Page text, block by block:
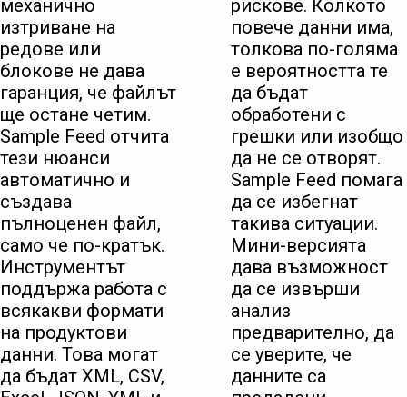
механично
изтриване на
редове или
блокове не дава
гаранция, че файлът
ще остане четим.
Sample Feed отчита
тези нюанси
автоматично и
създава
пълноценен файл,
само че по-кратък.
Инструментът
поддържа работа с
всякакви формати
на продуктови
данни. Това могат
да бъдат XML, CSV,
рискове. Колкото
повече данни има,
толкова по-голяма
е вероятността те
да бъдат
обработени с
грешки или изобщо
да не се отворят.
Sample Feed помага
да се избегнат
такива ситуации.
Мини-версията
дава възможност
да се извърши
анализ
предварително, да
се уверите, че
данните са